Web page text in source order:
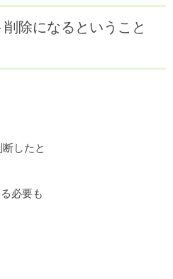
除になるということ
したと
必要も